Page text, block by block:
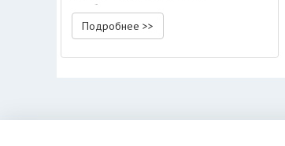
особенности
Подробнее >>